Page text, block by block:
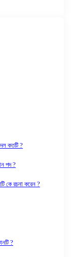
কতটি ?
পদ ?
কে রচনা করেন ?
?